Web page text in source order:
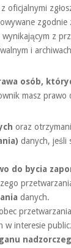
oficjalnymi
zgodnie
z
i
osób,
masz prawo
oraz
danych, jeśli
do bycia
danych.
w interesie